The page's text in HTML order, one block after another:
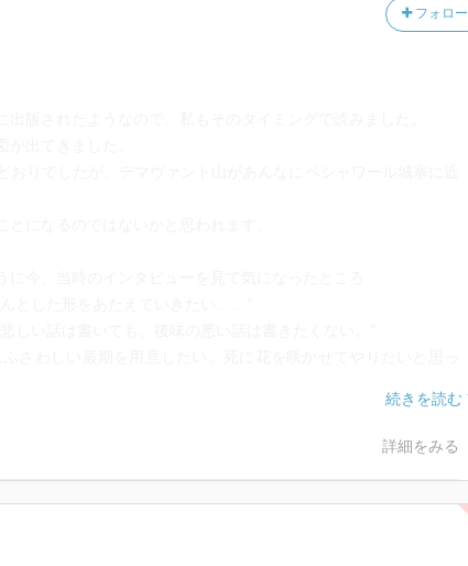
フォロー
１巻に取りかかりますか。
詳細をみる